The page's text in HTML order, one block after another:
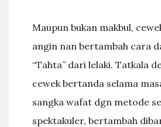
Maupun bukan makbul,
angin nan bertambah cara
“Tahta” dari lelaki. Tatkala
cewek bertanda selama
sangka wafat dgn metode
spektakuler, bertambah